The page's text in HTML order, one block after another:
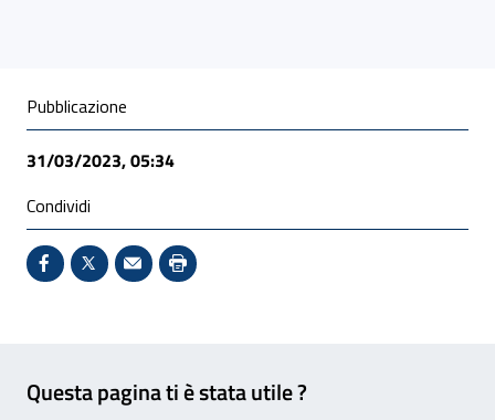
Condivisione social
Pubblicazione
31/03/2023, 05:34
Condividi
Condividi su Facebook - Sito esterno - Apertura in
X - Sito esterno - Apertura in nuova finestra
Invio Mail: apre il programma di posta
Stampa pagina: scelta meno
Questa pagina ti è stata utile ?